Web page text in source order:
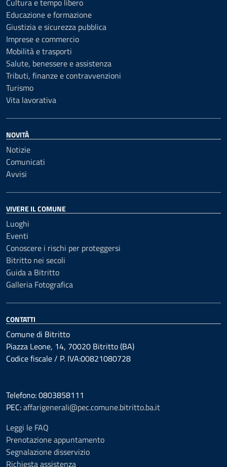
Cultura e tempo libero
Educazione e formazione
Giustizia e sicurezza pubblica
Imprese e commercio
Mobilità e trasporti
Salute, benessere e assistenza
Tributi, finanze e contravvenzioni
Turismo
Vita lavorativa
NOVITÀ
Notizie
Comunicati
Avvisi
VIVERE IL COMUNE
Luoghi
Eventi
Conoscere i rischi per proteggersi
Bitritto nei secoli
Guida a Bitritto
Galleria Fotografica
CONTATTI
Comune di Bitritto
Piazza Leone, 14, 70020 Bitritto (BA)
Codice fiscale / P. IVA:00821080728
Telefono: 0803858111
PEC:affarigenerali@pec.comune.bitritto.ba.it
Leggi le FAQ
Prenotazione appuntamento
Segnalazione disservizio
Richiesta assistenza